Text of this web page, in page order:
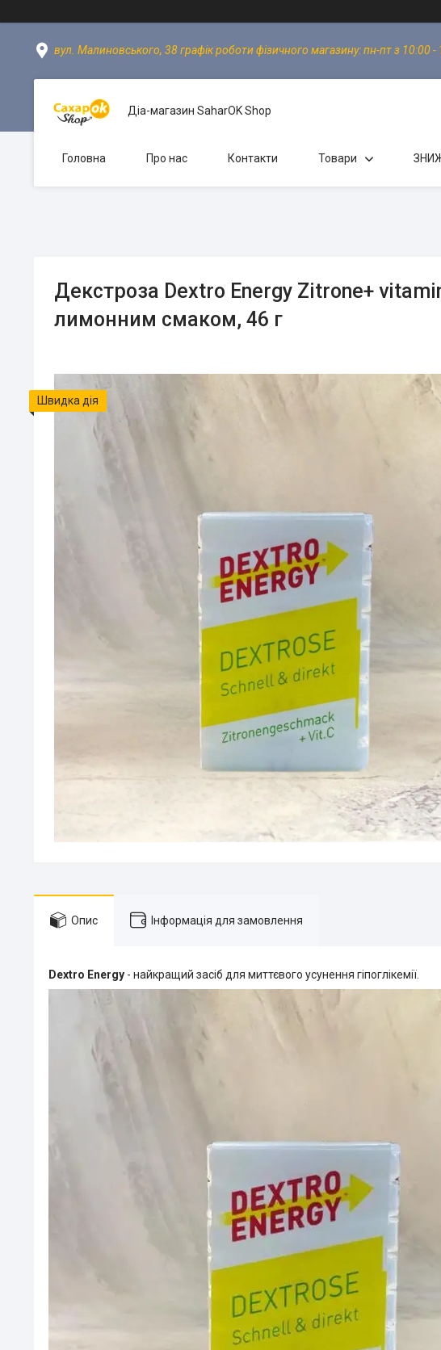
вул. Малиновського, 38 графік роботи фізичного магазину: пн-пт з 10:00 -
Діа-магазин SaharOK Shop
Головна Про нас Контакти Товари
Декстроза Dextro Energy Zitrone+
лимонним смаком, 46 г
Швидка дія
Опис Інформація для замовлення
Dextro Energy - найкращий засіб для миттєвого усунення гіпоглікемії.